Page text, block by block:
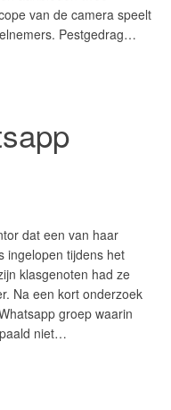
van de camera speelt
Pestgedrag…
dat een van haar
ingelopen tijdens het
klasgenoten had ze
Na een kort onderzoek
groep waarin
niet…